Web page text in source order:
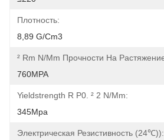
Плотность:
8,89 G/cm3
² Rm N/mm Прочности На
760MPA
Yieldstrength R P0. ² 2 N/mm:
345Mpa
Электрическая Резистивность (24℃)):